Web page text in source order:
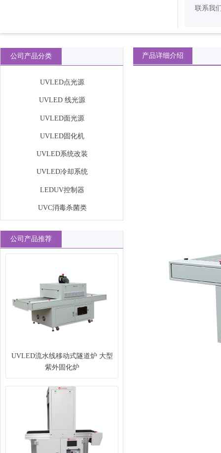
联系我
产品详细介绍
公司产品分类
UVLED点光源
UVLED 线光源
UVLED面光源
UVLED固化机
UVLED系统改装
UVLED冷却系统
LEDUV控制器
UVC消毒杀菌类
公司产品推荐
UVLED流水线移动式隧道炉 大型
紫外固化炉